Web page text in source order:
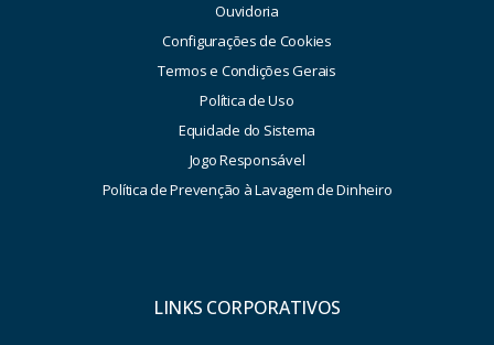
Ouvidoria
Configurações de Cookies
Termos e Condições Gerais
Política de Uso
Equidade do Sistema
Jogo Responsável
Política de Prevenção à Lavagem de Dinheiro
LINKS CORPORATIVOS